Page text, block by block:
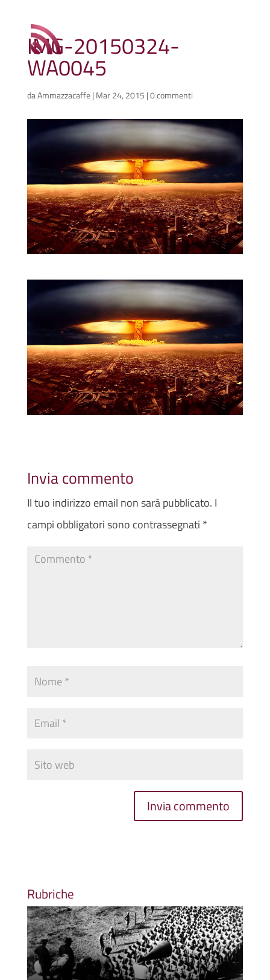
IMG-20150324-
WA0045
daAmmazzacaffe| Mar 24, 2015 |0 commenti
Invia commento
Il tuo indirizzo email non sarà pubblicato. I
campi obbligatori sono contrassegnati *
Rubriche